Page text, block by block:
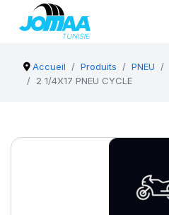
Accueil Produits PNEU
2 1/4X17 PNEU CYCLE